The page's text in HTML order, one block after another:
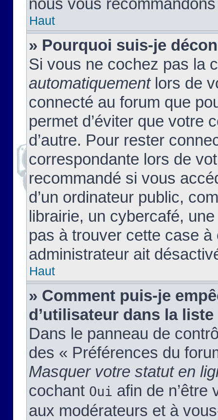
nous vous
Haut
» Pourquoi suis-je
Si vous ne cochez pas la
automatiquementlors de
connecté au forum que
permet d’éviter que votre
d’autre. Pour rester
correspondante lors de
recommandé si vous
d’un ordinateur public,
librairie, un cybercafé,
pas à trouver cette case à
administrateur ait
Haut
» Comment puis-je
d’utilisateur dans la
Dans le panneau de
des « Préférences du
Masquer votre statut en
cochant Oui afin de n’être
aux modérateurs et à